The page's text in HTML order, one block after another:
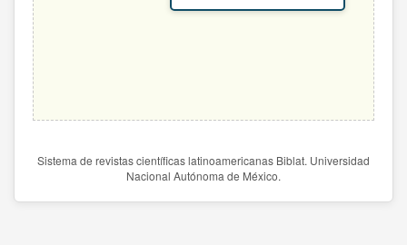
Sistema de revistas científicas latinoamericanas Biblat. Universidad
Nacional Autónoma de México.